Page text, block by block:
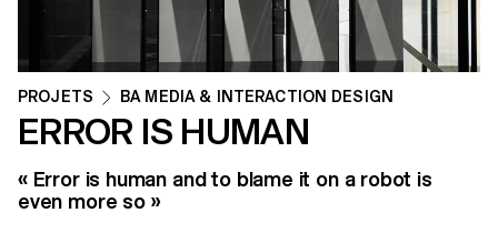
PROJETS BA MEDIA & INTERACTION DESIGN
ERROR IS HUMAN
« Error is human and to blame it on a robot is
even more so »